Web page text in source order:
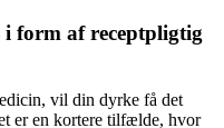
form af receptpligtig
vil din dyrke få det
er en kortere tilfælde, hvor